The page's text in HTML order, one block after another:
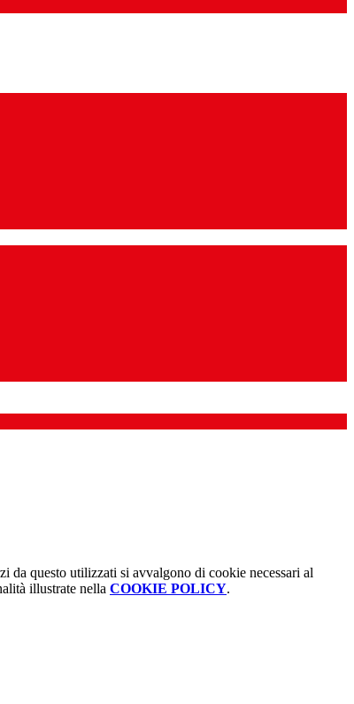
da questo utilizzati si avvalgono di cookie necessari al
illustrate nella COOKIE POLICY.